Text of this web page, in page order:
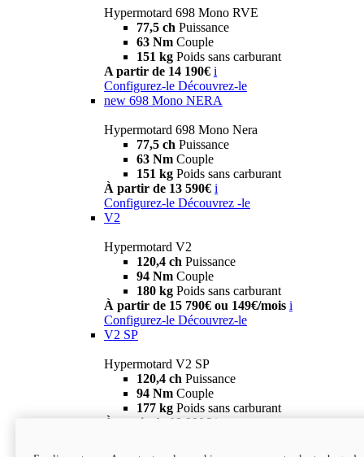
Hypermotard 698 Mono RVE
77,5 ch Puissance
63 Nm Couple
151 kg Poids sans carburant
A partir de 14 190€ i
Configurez-le Découvrez-le
new 698 Mono NERA
Hypermotard 698 Mono Nera
77,5 ch Puissance
63 Nm Couple
151 kg Poids sans carburant
À partir de 13 590€ i
Configurez-le Découvrez -le
V2
Hypermotard V2
120,4 ch Puissance
94 Nm Couple
180 kg Poids sans carburant
À partir de 15 790€ ou 149€/mois i
Configurez-le Découvrez-le
V2 SP
Hypermotard V2 SP
120,4 ch Puissance
94 Nm Couple
177 kg Poids sans carburant
À partir de 19 990€ i
new
V2 SP 100